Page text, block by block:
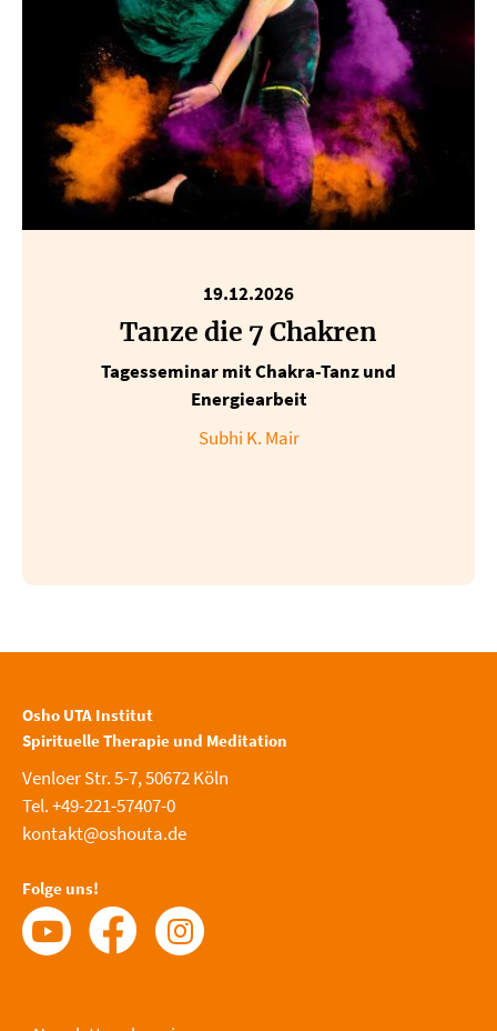
19.12.2026
Tanze die 7 Chakren
Tagesseminar mit Chakra-Tanz und
Energiearbeit
Subhi K. Mair
Osho UTA Institut
Spirituelle Therapie und Meditation
Venloer Str. 5-7, 50672 Köln
Tel. +49-221-57407-0
kontakt@oshouta.de
Folge uns!